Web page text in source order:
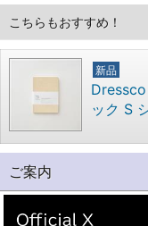
こちらもおすすめ！
新品
ック S
ご案内